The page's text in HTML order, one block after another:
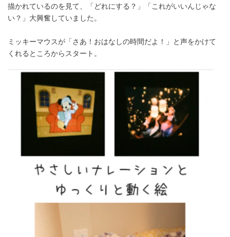
描かれているのを見て、「どれにする？」「これがいいんじゃな
い？」大興奮していました。
ミッキーマウスが「さあ！おはなしの時間だよ！」と声をかけて
くれるところからスタート。